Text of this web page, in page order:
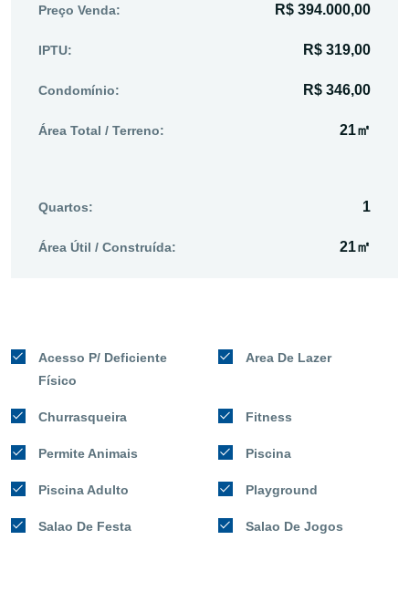
Preço Venda: R$ 394.000,00
IPTU: R$ 319,00
Condomínio: R$ 346,00
Área Total / Terreno: 21㎡
Quartos: 1
Área Útil / Construída: 21㎡
Acesso P/ Deficiente
Físico
Area De Lazer
Churrasqueira Fitness
Permite Animais Piscina
Piscina Adulto Playground
Salao De Festa Salao De Jogos